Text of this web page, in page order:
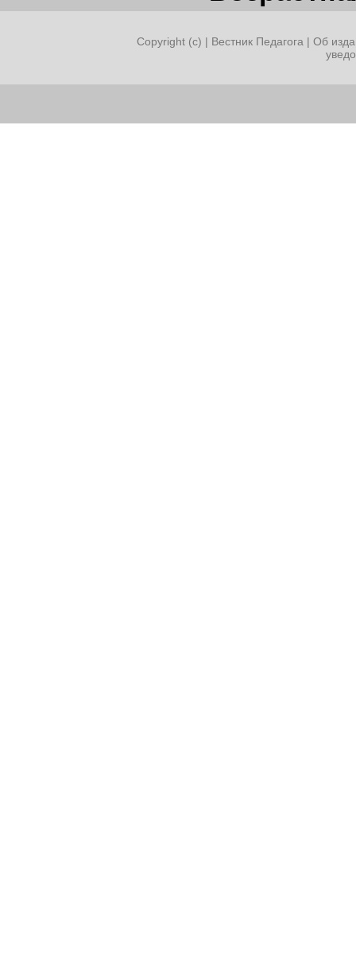
Copyright (c) | Вестник Педагога | Об